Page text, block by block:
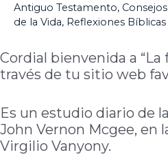
Antiguo Testamento,
de la Vida, Reflexiones Bíblicas
Cordial bienvenida a “La
través de tu sitio web
Es un estudio diario de
John Vernon Mcgee, en
Virgilio Vanyony.